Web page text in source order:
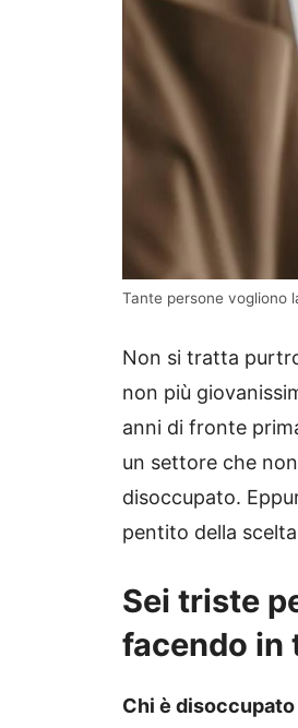
Tante persone vogliono
Non si tratta
non più
anni di fronte
un settore che
disoccupato.
pentito della
Sei triste
facendo in
Chi è